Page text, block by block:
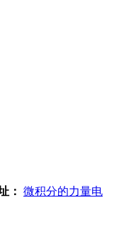
： 微积分的力量电